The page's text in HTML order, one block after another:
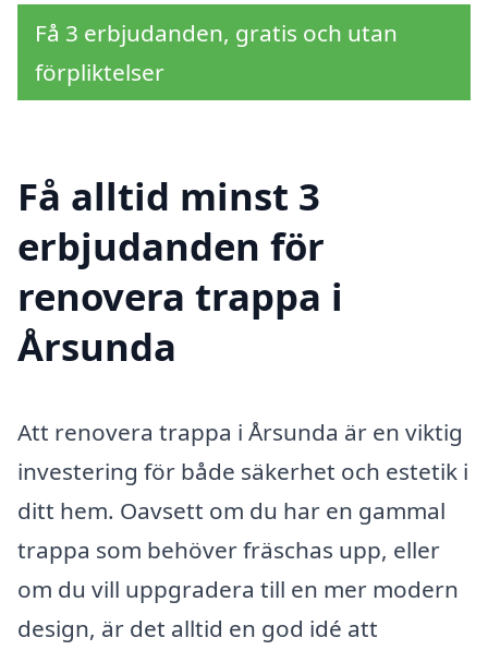
Få 3 erbjudanden, gratis och utan
förpliktelser
Få alltid minst 3
erbjudanden för
renovera trappa i
Årsunda
Att renovera trappa i Årsunda är en viktig
investering för både säkerhet och estetik i
ditt hem. Oavsett om du har en gammal
trappa som behöver fräschas upp, eller
om du vill uppgradera till en mer modern
design, är det alltid en god idé att